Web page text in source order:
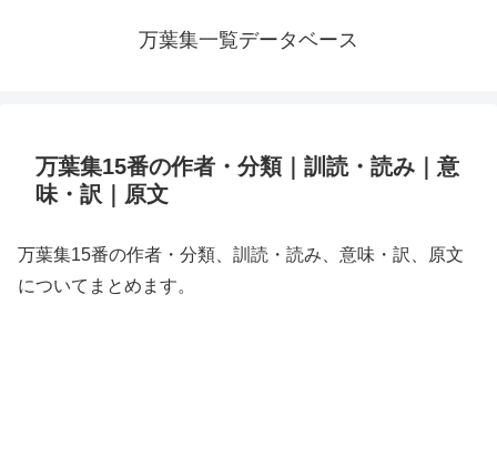
万葉集一覧データベース
万葉集15番の作者・分類｜訓読・読み｜意
味・訳｜原文
万葉集15番の作者・分類、訓読・読み、意味・訳、原文
についてまとめます。